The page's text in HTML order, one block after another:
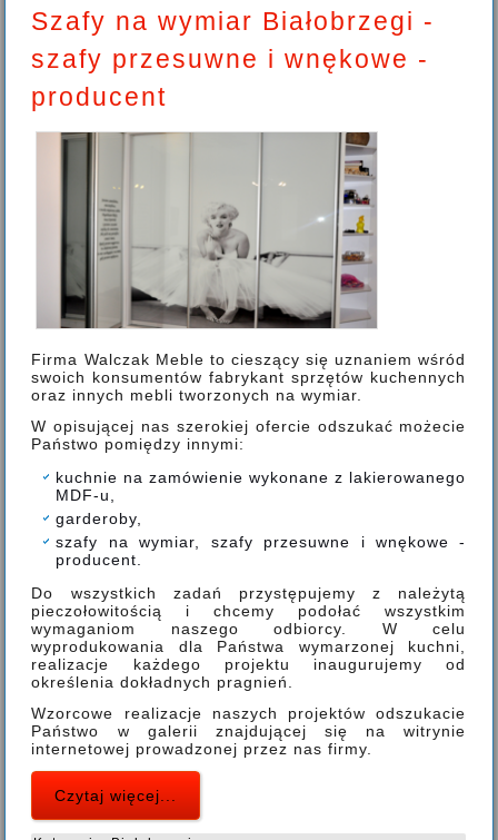
Szafy na wymiar Białobrzegi -
szafy przesuwne i wnękowe -
producent
Firma Walczak Meble to cieszący się uznaniem wśród
swoich konsumentów fabrykant sprzętów kuchennych
oraz innych mebli tworzonych na wymiar.
W opisującej nas szerokiej ofercie odszukać możecie
Państwo pomiędzy innymi:
kuchnie na zamówienie wykonane z lakierowanego
MDF-u,
garderoby,
szafy na wymiar, szafy przesuwne i wnękowe -
producent.
Do wszystkich zadań przystępujemy z należytą
pieczołowitością i chcemy podołać wszystkim
wymaganiom naszego odbiorcy. W celu
wyprodukowania dla Państwa wymarzonej kuchni,
realizacje każdego projektu inaugurujemy od
określenia dokładnych pragnień.
Wzorcowe realizacje naszych projektów odszukacie
Państwo w galerii znajdującej się na witrynie
internetowej prowadzonej przez nas firmy.
Czytaj więcej...